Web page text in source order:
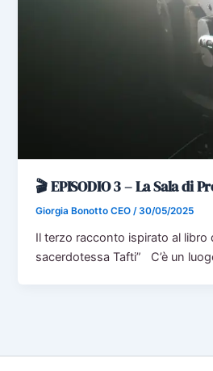
🎬 EPISODIO 3 – La Sala di
Giorgia Bonotto CEO/30/05/2025
Il terzo racconto ispirato al libro
sacerdotessa Tafti” C’è un